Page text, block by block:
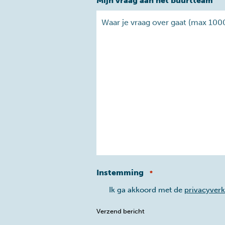
Instemming *
Ik ga akkoord met de
Verzend bericht